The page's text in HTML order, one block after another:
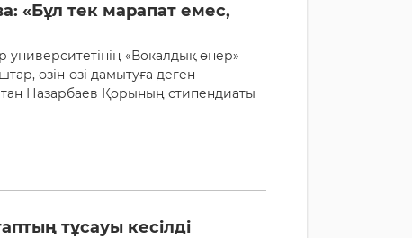
«Бұл тек марапат емес,
«Вокалдық өнер»
өзін-өзі дамытуға деген
Назарбаев Қорының стипендиаты
тұсауы кесілді